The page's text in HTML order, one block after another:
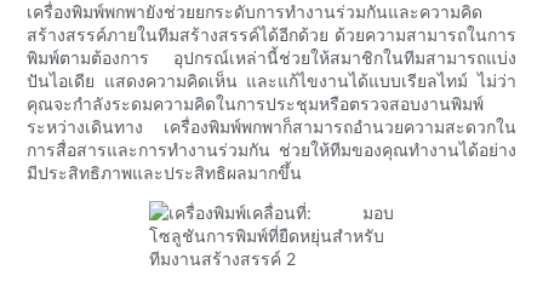
เครื่องพิมพ์พกพายังช่วยยกระดับการทำงานร่วมกันและความคิด
สร้างสรรค์ภายในทีมสร้างสรรค์ได้อีกด้วย ด้วยความสามารถในการ
พิมพ์ตามต้องการ อุปกรณ์เหล่านี้ช่วยให้สมาชิกในทีมสามารถแบ่ง
ปันไอเดีย แสดงความคิดเห็น และแก้ไขงานได้แบบเรียลไทม์ ไม่ว่า
คุณจะกำลังระดมความคิดในการประชุมหรือตรวจสอบงานพิมพ์
ระหว่างเดินทาง เครื่องพิมพ์พกพาก็สามารถอำนวยความสะดวกใน
การสื่อสารและการทำงานร่วมกัน ช่วยให้ทีมของคุณทำงานได้อย่าง
มีประสิทธิภาพและประสิทธิผลมากขึ้น